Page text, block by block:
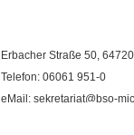
Erbacher Straße 50,
Telefon: 06061 951-0
eMail: sekretariat@bso-